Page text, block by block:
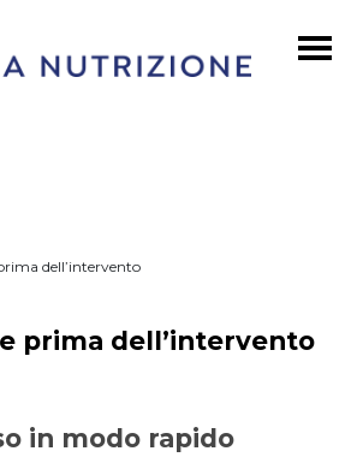
dell’intervento
prima dell’intervento
in modo rapido